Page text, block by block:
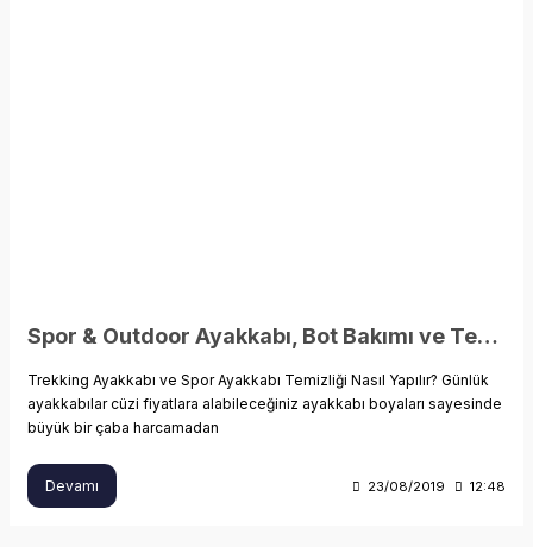
Spor & Outdoor Ayakkabı, Bot Bakımı ve Temizliği
Trekking Ayakkabı ve Spor Ayakkabı Temizliği Nasıl Yapılır? Günlük
ayakkabılar cüzi fiyatlara alabileceğiniz ayakkabı boyaları sayesinde
büyük bir çaba harcamadan
Devamı 23/08/2019 12:48